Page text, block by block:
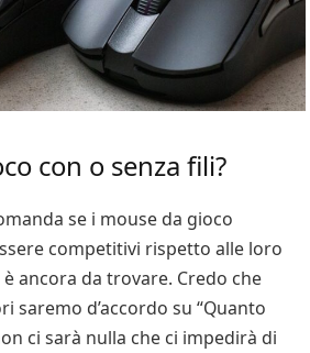
con o senza fili?
se i mouse da gioco
competitivi rispetto alle loro
ancora da trovare. Credo che
saremo d’accordo su “Quanto
ci sarà nulla che ci impedirà di